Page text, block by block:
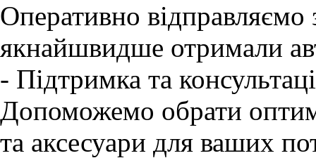
Оперативно
якнайшвидше отримали
- Підтримка та
Допоможемо обрати
та аксесуари для ваших